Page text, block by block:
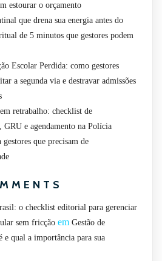
estourar o orçamento
que drena sua energia antes do
de 5 minutos que gestores podem
Escolar Perdida: como gestores
a segunda via e destravar admissões
retrabalho: checklist de
GRU e agendamento na Polícia
gestores que precisam de
o checklist editorial para gerenciar
sem fricção em Gestão de
e qual a importância para sua